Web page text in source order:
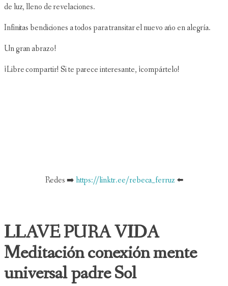
de luz, lleno de revelaciones.
Infinitas bendiciones a todos para transitar el nuevo año en alegría.
Un gran abrazo!
¡Libre compartir! Si te parece interesante, ¡compártelo!
Redes ➡️https://linktr.ee/rebeca_ferruz ⬅️
LLAVE PURA VIDA
Meditación conexión mente
universal padre Sol